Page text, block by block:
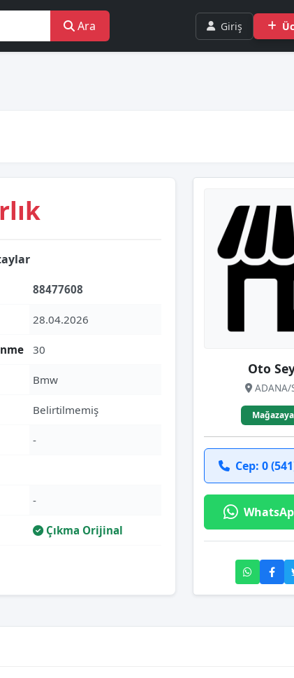
Ara Giriş
88477608
28.04.2026
30
Bmw
Belirtilmemiş
-
-
Çıkma Orijinal
Oto
ADANA/
Cep: 0